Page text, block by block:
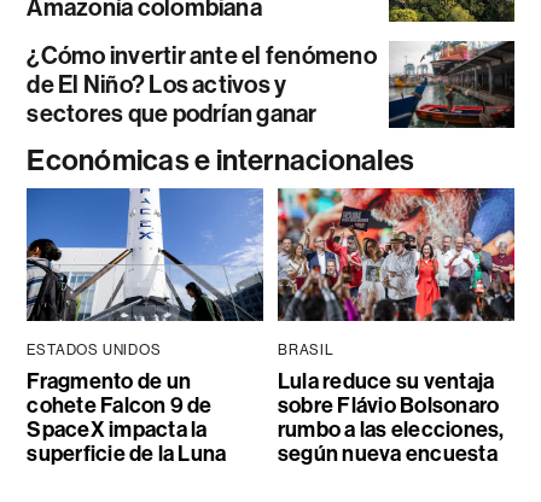
Amazonía colombiana
¿Cómo invertir ante el fenómeno
de El Niño? Los activos y
sectores que podrían ganar
Económicas e internacionales
ESTADOS UNIDOS
Fragmento de un
cohete Falcon 9 de
SpaceX impacta la
superficie de la Luna
BRASIL
Lula reduce su ventaja
sobre Flávio Bolsonaro
rumbo a las elecciones,
según nueva encuesta